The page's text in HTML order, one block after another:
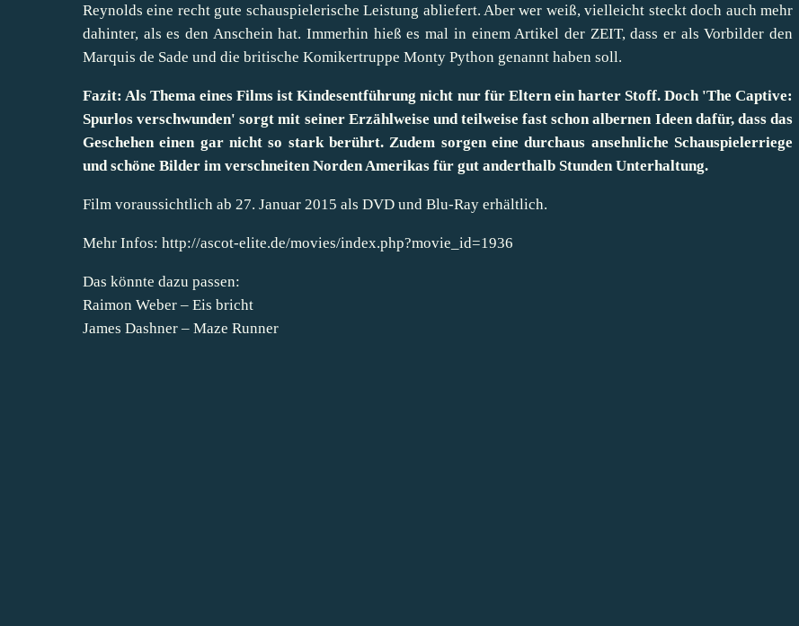
Reynolds eine recht gute schauspielerische Leistung abliefert. Aber wer weiß, vielleicht steckt doch auch mehr
dahinter, als es den Anschein hat. Immerhin hieß es mal in einem Artikel der ZEIT, dass er als Vorbilder den
Marquis de Sade und die britische Komikertruppe Monty Python genannt haben soll.
Fazit: Als Thema eines Films ist Kindesentführung nicht nur für Eltern ein harter Stoff. Doch 'The Captive:
Spurlos verschwunden' sorgt mit seiner Erzählweise und teilweise fast schon albernen Ideen dafür, dass das
Geschehen einen gar nicht so stark berührt. Zudem sorgen eine durchaus ansehnliche Schauspielerriege
und schöne Bilder im verschneiten Norden Amerikas für gut anderthalb Stunden Unterhaltung.
Film voraussichtlich ab 27. Januar 2015 als DVD und Blu-Ray erhältlich.
Mehr Infos: http://ascot-elite.de/movies/index.php?movie_id=1936
Das könnte dazu passen:
Raimon Weber – Eis bricht
James Dashner – Maze Runner